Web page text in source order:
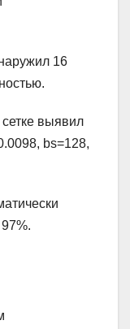
16
выявил
bs=128,